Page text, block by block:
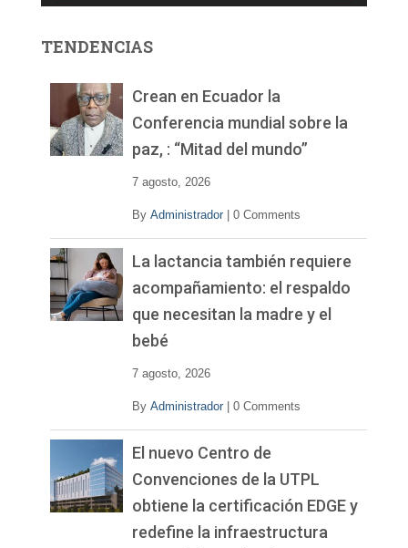
d
TENDENCIAS
Crean en Ecuador la
Conferencia mundial sobre la
paz, : “Mitad del mundo”
7 agosto, 2026
By Administrador 0 Comments
La lactancia también requiere
acompañamiento: el respaldo
que necesitan la madre y el
bebé
7 agosto, 2026
By Administrador 0 Comments
El nuevo Centro de
Convenciones de la UTPL
obtiene la certificación EDGE y
redefine la infraestructura